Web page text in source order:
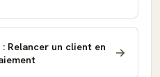
Relancer un client en